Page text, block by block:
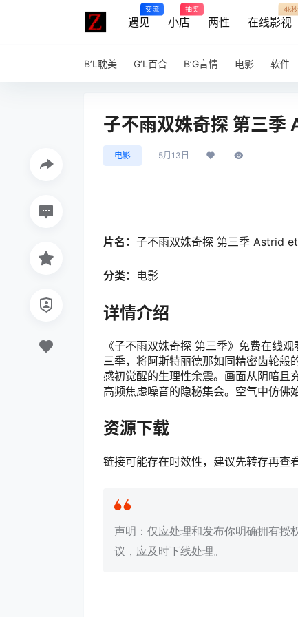
遇见
交流
小店
抽奖
两性 在线影视
4k
B’L耽美 G’L百合 B’G言情 电影 软件
子不雨双姝奇探 第三
电影 5月13日
片名： 子不雨双姝奇探 第三季 Astrid
分类： 电影
详情介绍
《子不雨双姝奇探 第三季》免费在线
三季，将阿斯特丽德那如同精密齿轮
感初觉醒的生理性余震。画面从阴暗且
高频焦虑噪音的隐秘集会。空气中仿佛
资源下载
链接可能存在时效性，建议先转存再查
声明：仅应处理和发布你明确拥有授
议，应及时下线处理。